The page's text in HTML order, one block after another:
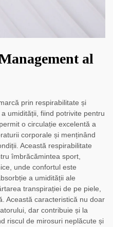
al
prin respirabilitate și
umidității, fiind potrivite pentru
o circulație excelentă a
corporale și menținând
Această respirabilitate
îmbrăcămintea sport,
unde confortul este
a umidității ale
transpirației de pe piele,
Această caracteristică nu doar
dar contribuie și la
riscul de mirosuri neplăcute și